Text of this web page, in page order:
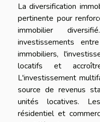
La diversification
pertinente pour
immobilier
investissements
immobiliers,
locatifs et
L'investissement
source de revenus
unités locatives.
résidentiel et